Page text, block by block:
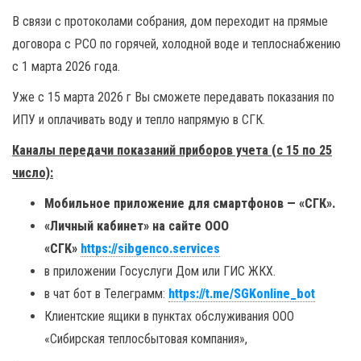
В связи с протоколами собрания, дом переходит на прямые
договора с РСО по горячей, холодной воде и теплоснабжению
с 1 марта 2026 года.
Уже с 15 марта 2026 г Вы сможете передавать показания по
ИПУ и оплачивать воду и тепло напрямую в СГК.
Каналы передачи показаний приборов учета (с 15 по 25
число):
Мобильное приложение для смартфонов — «СГК».
«Личный кабинет» на сайте ООО
«СГК» https://sibgenco.services
в приложении Госуслуги Дом или ГИС ЖКХ.
в чат бот в Телеграмм: https://t.me/SGKonline_bot
Клиентские ящики в пунктах обслуживания ООО
«Сибирская теплосбытовая компания»,